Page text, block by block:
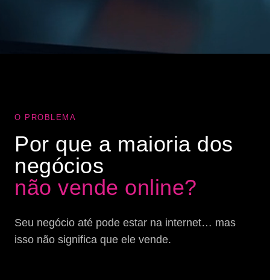
O PROBLEMA
Por que a maioria dos
negócios
não vende online?
Seu negócio até pode estar na internet… mas
isso não significa que ele vende.